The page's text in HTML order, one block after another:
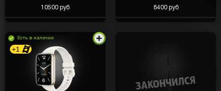
10500 руб
8400 руб
Есть в наличии
+1